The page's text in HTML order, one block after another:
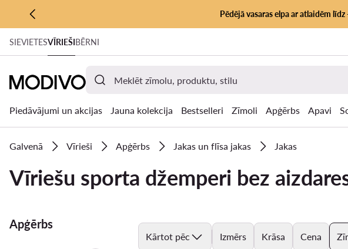
PĀRIET UZ GALVENO SATURU
PĀRIET UZ MEKLĒŠANU
Pēdējā vasaras elpa ar atlaidēm
SIEVIETESVĪRIEŠIBĒRNI
Piedāvājumi un akcijas Jauna kolekcija Bestselleri Zīmoli Apģērbs Apavi
Galvenā Vīrieši Apģērbs Jakas un flīsa jakas Jakas
Vīriešu sporta džemperi bez
Apģērbs
Kārtot pēc Izmērs Krāsa Cena